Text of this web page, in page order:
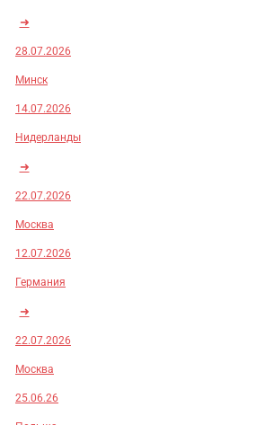
➜
28.07.2026
Минск
14.07.2026
Нидерланды
➜
22.07.2026
Москва
12.07.2026
Германия
➜
22.07.2026
Москва
25.06.26